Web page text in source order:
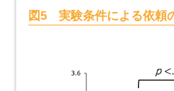
図5 実験条件による依頼